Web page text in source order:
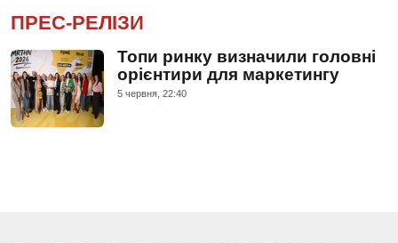
ПРЕС-РЕЛІЗИ
Топи ринку визначили головні
орієнтири для маркетингу
5 червня, 22:40